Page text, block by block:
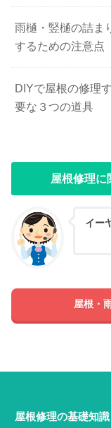
雨樋・竪樋の詰ま
するための注意点
DIYで屋根の修理
要な３つの道具
屋根修理に
イー
屋根・
屋根修理の基礎知識